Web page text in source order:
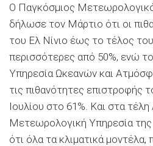
Ο Παγκόσμιος
δήλωσε τον Μάρτιο ότι οι
του Ελ Νίνιο έως το τέλος
περισσότερες από 50%, ενώ
Υπηρεσία Ωκεανών και
τις πιθανότητες επιστροφής
Ιουλίου στο 61%. Και στα τέλη
Μετεωρολογική Υπηρεσία
ότι όλα τα κλιματικά